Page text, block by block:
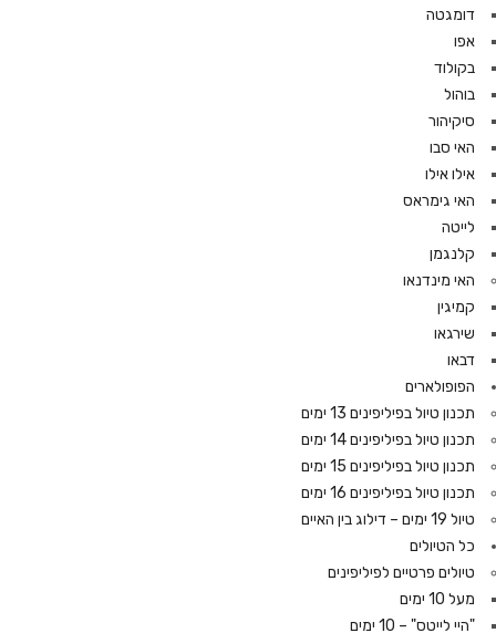
דומגטה
אפו
בקולוד
בוהול
סיקיהור
האי סבו
אילו אילו
האי גימראס
לייטה
קלנגמן
האי מינדנאו
קמיגין
שירגאו
דבאו
הפופולארים
תכנון טיול בפיליפינים 13 ימים
תכנון טיול בפיליפינים 14 ימים
תכנון טיול בפיליפינים 15 ימים
תכנון טיול בפיליפינים 16 ימים
טיול 19 ימים – דילוג בין האיים
כל הטיולים
טיולים פרטיים לפיליפינים
מעל 10 ימים
"היי לייטס" – 10 ימים